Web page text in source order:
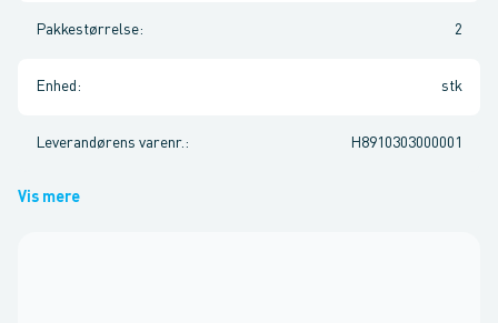
Pakkestørrelse: 2
Enhed : stk
Leverandørens varenr. : H8910303000001
Vis mere